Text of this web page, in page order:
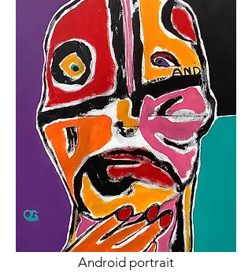
Android portrait